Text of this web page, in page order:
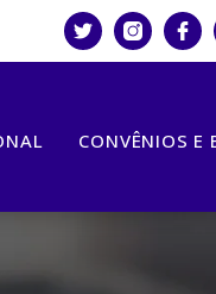
CONVÊNIOS E